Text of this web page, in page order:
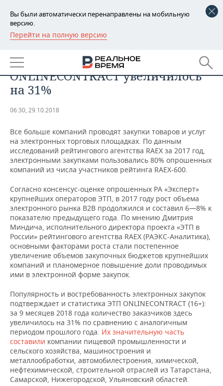
Вы были автоматически перенаправлены на мобильную
версию.
Перейти на полную версию
РЕГИОНЫ
БАШКОРТОСТАН
ТАТАРСТАН
НОВОСТИ
АНАЛИТИКА
ДЕКЛАРАЦИИ О ДОХОДАХ
КОРОЛИ ГОСЗАКАЗА ПФО
ВУЗЫ ТАТАРСТАНА
КОМУ ПРИНАДЛЕЖАТ
ТОРГОВЫЕ ЦЕНТРЫ
ТАТАРСТАНА
НОВОСТИ ЭКОНОМИКИ
ФИНАНСЫ
БАНКИ
БЮДЖЕТ
ИНВЕСТИЦИИ
ПРОМЫШЛЕННОСТЬ
НОВОСТИ
ПРОМЫШЛЕННОСТИ
МАШИНОСТРОЕНИЕ
НЕФТЕХИМИЯ
НЕФТЬ
ОПК
ЭНЕРГЕТИКА
НЕДВИЖИМОСТЬ
НОВОСТИ НЕДВИЖИМОСТИ
АВТО
НОВОСТИ АВТО
БИЗНЕС
НОВОСТИ БИЗНЕСА
РОЗНИЧНАЯ ТОРГОВЛЯ
ТРАНСПОРТ
ТЕХНОЛОГИИ
НОВОСТИ ТЕХНОЛОГИЙ
IT
ТЕЛЕКОММУНИКАЦИИ
МЕРОПРИЯТИЯ
НОВОСТИ МЕРОПРИЯТИЙ
БИЗНЕС-БРАНЧИ
ONLINE-КОНФЕРЕНЦИИ
ОТКРЫТАЯ ЛЕКЦИЯ
СПОРТ
ФУТБОЛ
ХОККЕЙ
БАСКЕТБОЛ
ВОЛЕЙБОЛ
НОВОСТИ ОБЩЕСТВА
ВЛАСТЬ
ИНФРАСТРУКТУРА
ИСТОРИЯ
ФОТОГАЛЕРЕЯ
СЮЖЕТЫ
СПРАВОЧНИК
СПИСОК ПЕРСОН
ПОЛНАЯ ВЕРСИЯ
Количество заказчиков на ЭТП
ONLINECONTRACT увеличилось
на 31%
06:30, 29.10.2018
Все больше компаний проводят закупки товаров и услуг
на электронных торговых площадках. По данным
исследований рейтингового агентства RAEX за 2017 год,
электронными закупками пользовались 80% опрошенных
компаний из числа участников рейтинга RAEX-600.
Согласно консенсус-оценке опрошенных РА «Эксперт»
крупнейших операторов ЭТП, в 2017 году рост объема
электронного рынка B2B продолжился и составил 6—8% к
показателю предыдущего года. По мнению Дмитрия
Миндича, исполнительного директора проекта «ЭТП в
России» рейтингового агентства RAEX (РАЭКС-Аналитика),
основными факторами роста стали постепенное
увеличение объемов закупочных бюджетов крупнейших
компаний и планомерное повышение доли проводимых
ими в электронной форме закупок.
Популярность и востребованность электронных закупок
подтверждает и статистика ЭТП ONLINECONTRACT (16+):
за 9 месяцев 2018 года количество заказчиков здесь
увеличилось на 31% по сравнению с аналогичным
периодом прошлого года. Их значительную часть
составили компании пищевой промышленности и
сельского хозяйства, машиностроения и
металлообработки, автомобилестроения, химической,
нефтехимической, строительной отраслей из Татарстана,
Самарской, Нижегородской, Ульяновский областей.